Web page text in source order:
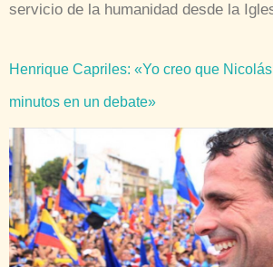
servicio de la humanidad desde la
Henrique Capriles: «Yo creo que
minutos en un debate»